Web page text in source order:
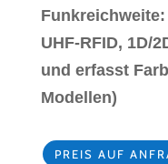
Funkreichweite:
UHF-RFID, 1D/
und erfasst
Modellen)
PREIS AUF